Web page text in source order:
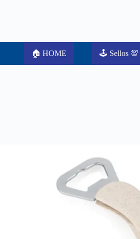
🏠 HOME 🕹️ Sellos 💯